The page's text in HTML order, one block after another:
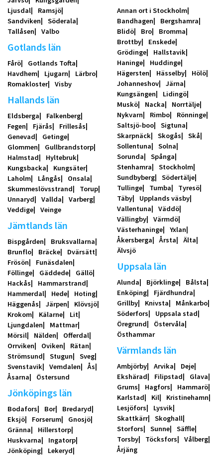
Ljusdal
Ramsjö
Sandviken
Söderala
Tallåsen
Valbo
Gotlands län
Fårö
Gotlands Tofta
Havdhem
Ljugarn
Lärbro
Romakloster
Visby
Hallands län
Eldsberga
Falkenberg
Fegen
Fjärås
Frillesås
Genevad
Getinge
Glommen
Gullbrandstorp
Halmstad
Hyltebruk
Kungsbacka
Kungsäter
Laholm
Långås
Onsala
Skummeslövsstrand
Torup
Unnaryd
Vallda
Varberg
Veddige
Veinge
Jämtlands län
Bispgården
Bruksvallarna
Brunflo
Bräcke
Dvärsätt
Frösön
Funäsdalen
Föllinge
Gäddede
Gällö
Hackås
Hammarstrand
Hammerdal
Hede
Hoting
Häggenås
Järpen
Klövsjö
Krokom
Kälarne
Lit
Ljungdalen
Mattmar
Mörsil
Nälden
Offerdal
Orrviken
Oviken
Rätan
Strömsund
Stugun
Sveg
Svenstavik
Vemdalen
Ås
Åsarna
Östersund
Jönköpings län
Bodafors Bor
Bredaryd
Eksjö
Forserum
Gnosjö
Gränna
Hillerstorp
Huskvarna
Ingatorp
Jönköping
Lekeryd
Annan ort i Stockholm
Bandhagen
Bergshamra
Blidö
Bro
Bromma
Brottby
Enskede
Grödinge
Hallstavik
Haninge
Huddinge
Hägersten
Hässelby
Hölö
Johanneshov
Järna
Kungsängen
Lidingö
Muskö
Nacka
Norrtälje
Nykvarn
Rimbo
Rönninge
Saltsjö-boo
Sigtuna
Skarpnäck
Skogås
Skå
Sollentuna
Solna
Sorunda
Spånga
Stenhamra
Stockholm
Sundbyberg
Södertälje
Tullinge
Tumba
Tyresö
Täby
Upplands väsby
Vallentuna
Väddö
Vällingby
Värmdö
Västerhaninge
Yxlan
Åkersberga
Årsta
Älta
Älvsjö
Uppsala län
Alunda Björklinge
Bålsta
Enköping
Fjärdhundra
Grillby
Knivsta
Månkarbo
Söderfors
Uppsala stad
Öregrund
Östervåla
Östhammar
Värmlands län
Ambjörby Arvika
Deje
Ekshärad
Filipstad
Glava
Grums
Hagfors
Hammarö
Karlstad
Kil
Kristinehamn
Lesjöfors
Lysvik
Skattkärr
Skoghall
Storfors
Sunne
Säffle
Torsby
Töcksfors
Vålberg
Årjäng